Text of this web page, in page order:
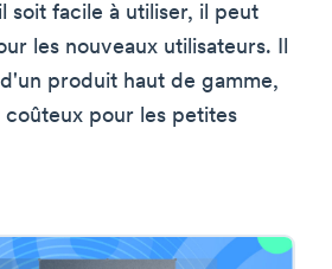
soit facile à utiliser, il peut
les nouveaux utilisateurs. Il
produit haut de gamme,
pour les petites